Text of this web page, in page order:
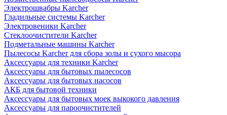
Электрошвабры Karcher
Гладильные системы Karcher
Электровеники Karcher
Стеклоочистители Karcher
Подметальные машины Karcher
Пылесосы Karcher для сбора золы и сухого мысора
Аксессуары для техники Karcher
Аксессуары для бытовых пылесосов
Аксессуары для бытовых насосов
АКБ для бытовой техники
Аксессуары для бытовых моек выкокого давления
Аксессуары для пароочистителей